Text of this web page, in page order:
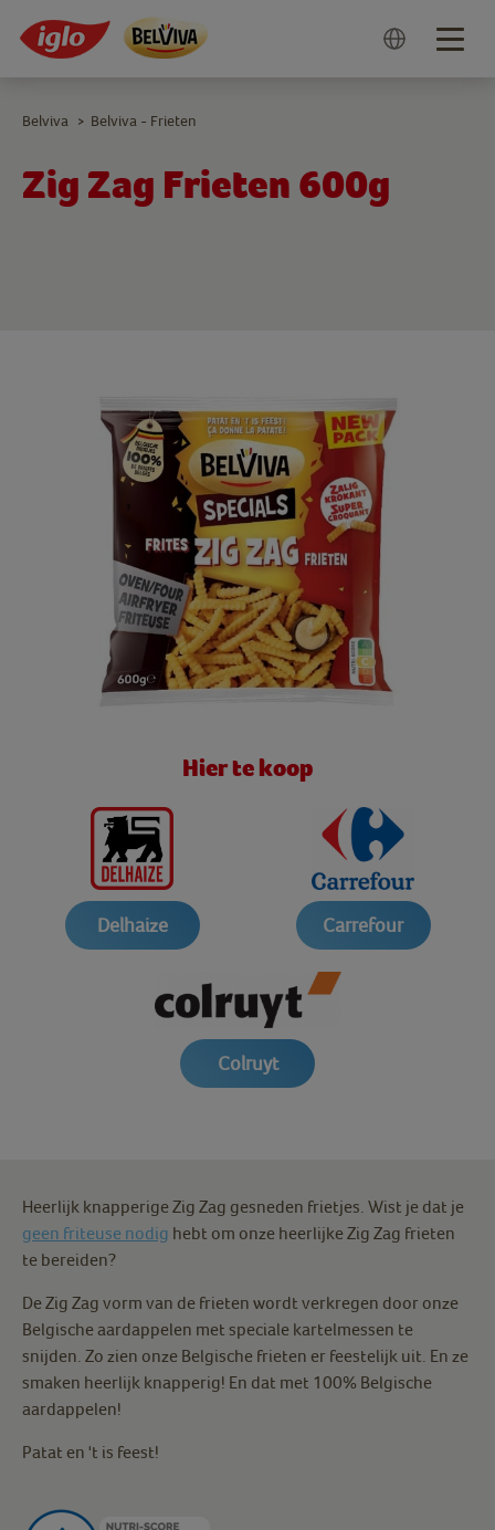
Zig Zag Frieten 600g
Belviva > Belviva - Frieten
Hier te koop
Delhaize Carrefour
Colruyt
Heerlijk knapperige Zig Zag gesneden frietjes. Wist je dat je
geen friteuse nodig hebt om onze heerlijke Zig Zag frieten
te bereiden?
De Zig Zag vorm van de frieten wordt verkregen door onze
Belgische aardappelen met speciale kartelmessen te
snijden. Zo zien onze Belgische frieten er feestelijk uit. En ze
smaken heerlijk knapperig! En dat met 100% Belgische
aardappelen!
Patat en 't is feest!